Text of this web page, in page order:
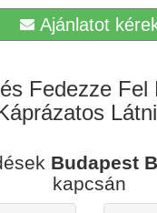
Ajánlatot
Fedezze Fel
Budapest
kapcsán